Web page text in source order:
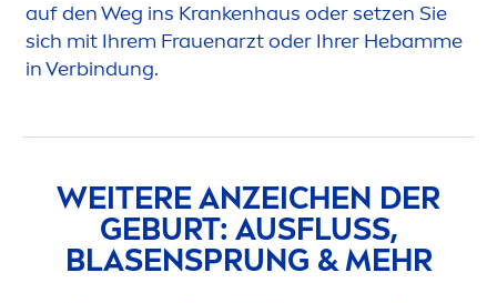
auf den Weg ins Krankenhaus oder setzen Sie
sich mit Ihrem Frauenarzt oder Ihrer Hebamme
in Verbindung.
WEITERE ANZEICHEN DER
GEBURT: AUSFLUSS,
BLASENSPRUNG & MEHR